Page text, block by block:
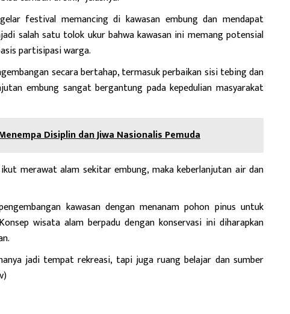
festival memancing di kawasan embung dan mendapat
salah satu tolok ukur bahwa kawasan ini memang potensial
partisipasi warga.
secara bertahap, termasuk perbaikan sisi tebing dan
embung sangat bergantung pada kepedulian masyarakat
Disiplin dan Jiwa Nasionalis Pemuda
merawat alam sekitar embung, maka keberlanjutan air dan
kawasan dengan menanam pohon pinus untuk
wisata alam berpadu dengan konservasi ini diharapkan
jadi tempat rekreasi, tapi juga ruang belajar dan sumber